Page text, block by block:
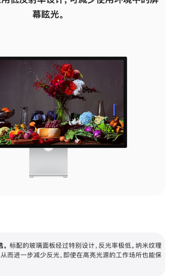
幕眩光。
标配的玻璃面板经过特别设计，反光率极低。纳米纹理
而进一步减少反光，即使在高亮光源的工作场所也能保